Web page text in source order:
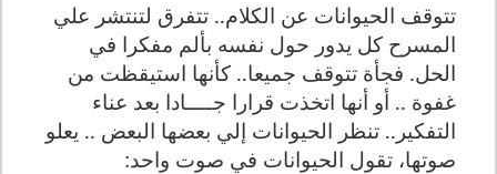
تتوقف الحيوانات عن الكلام.. تتفرق لتنتشر علي
المسرح كل يدور حول نفسه بألم مفكرا في
الحل. فجأة تتوقف جميعا.. كأنها استيقظت من
غفوة .. أو أنها اتخذت قرارا جــــادا بعد عناء
التفكير.. تنظر الحيوانات إلي بعضها البعض .. يعلو
صوتها، تقول الحيوانات في صوت واحد: